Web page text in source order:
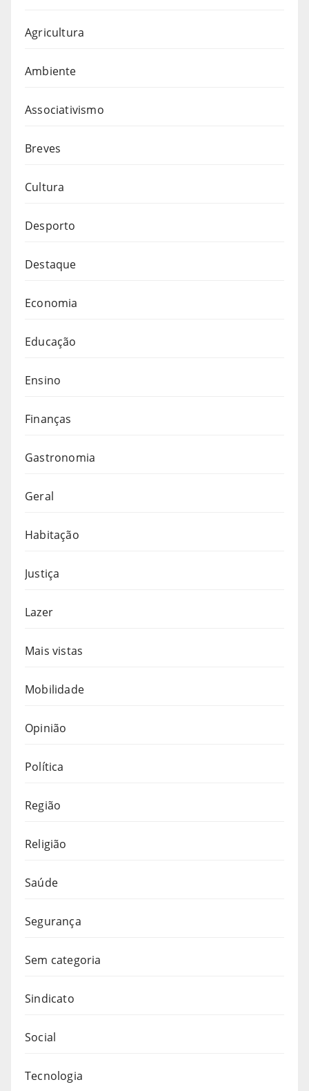
Agricultura
Ambiente
Associativismo
Breves
Cultura
Desporto
Destaque
Economia
Educação
Ensino
Finanças
Gastronomia
Geral
Habitação
Justiça
Lazer
Mais vistas
Mobilidade
Opinião
Política
Região
Religião
Saúde
Segurança
Sem categoria
Sindicato
Social
Tecnologia